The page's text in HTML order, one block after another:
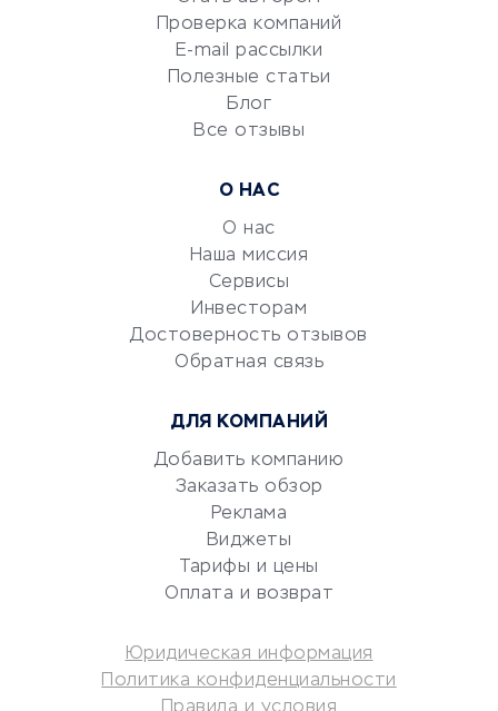
Сервисы по поиску работы
Сетевой маркетинг
УСЛУГИ ДЛЯ БИЗНЕСА
документооборот
Юридические компании
Аудиторские компании
Бухгалтерия онлайн
Потребительские кредиты
Проверка компаний
E-mail рассылки
Полезные статьи
Блог
Все отзывы
О НАС
О нас
Наша миссия
Сервисы
Инвесторам
Достоверность отзывов
Обратная связь
ДЛЯ КОМПАНИЙ
Добавить компанию
Заказать обзор
Реклама
Виджеты
Тарифы и цены
Оплата и возврат
Юридическая информация
Политика конфиденциальности